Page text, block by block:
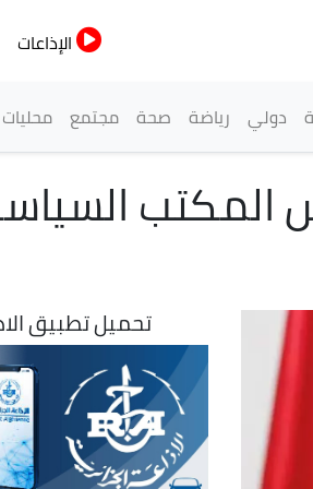
الإذاعات
دولي رياضة صحة مجتمع محليات
المكتب
تحميل تطبيق